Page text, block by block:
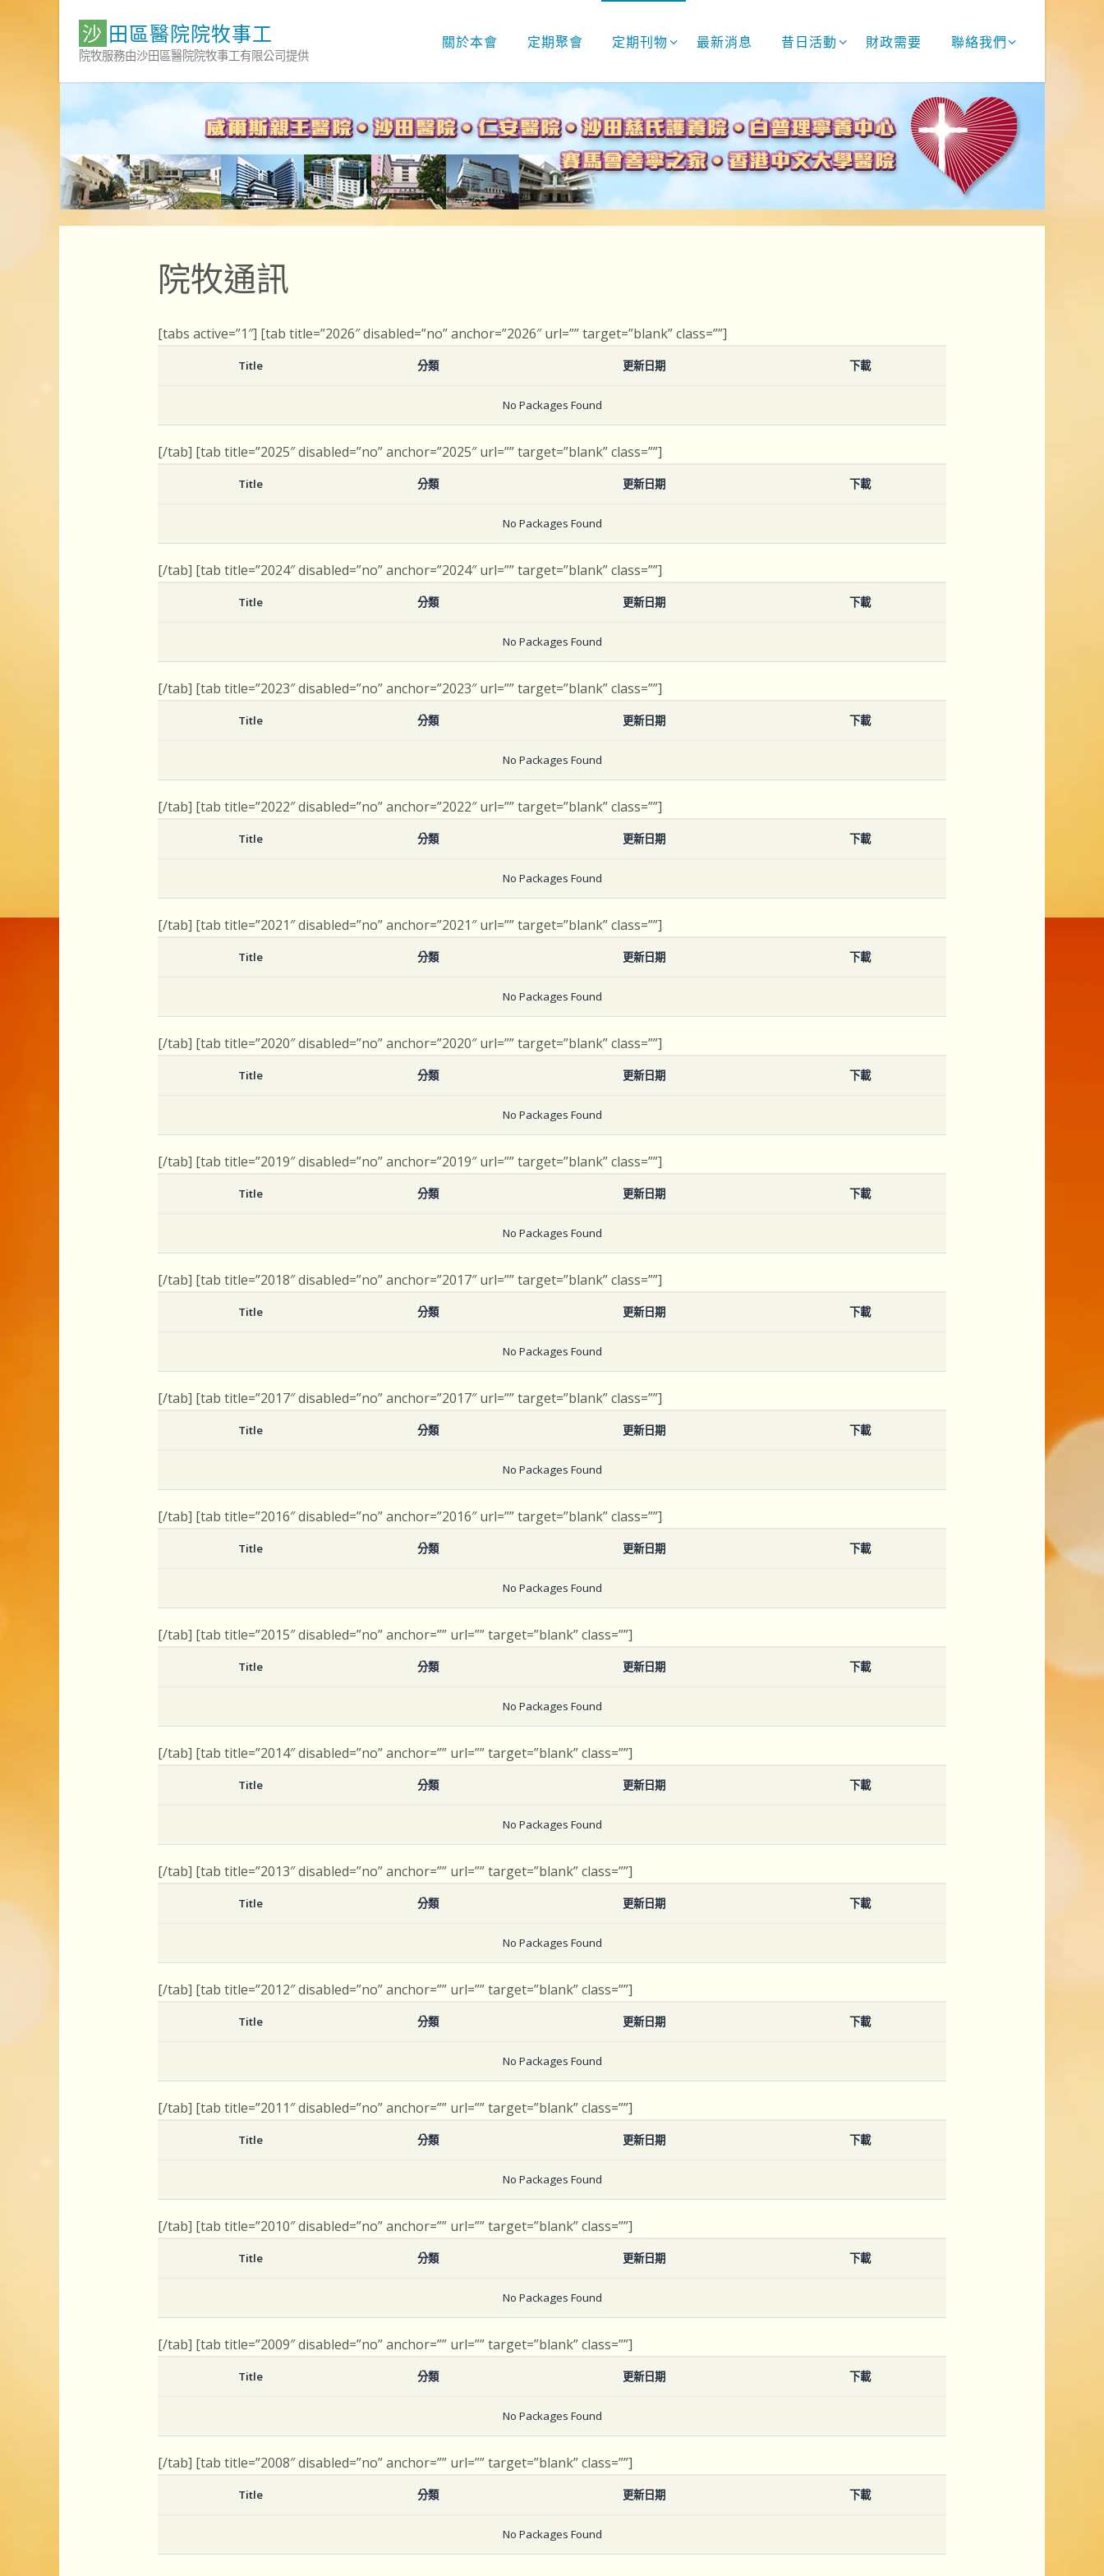
沙 田區醫院院牧事工
院牧服務由沙田區醫院院牧事工有限公司提供
關於本會 定期聚會 定期刊物 最新消息 昔日活動 財政需要 聯絡我們
院牧通訊
[tabs active=”1″] [tab title=”2026″ disabled=”no” anchor=”2026″ url=”” target=”blank” class=””]
Title 分類 更新日期 下載
No Packages Found
[/tab] [tab title=”2025″ disabled=”no” anchor=”2025″ url=”” target=”blank” class=””]
Title 分類 更新日期 下載
No Packages Found
[/tab] [tab title=”2024″ disabled=”no” anchor=”2024″ url=”” target=”blank” class=””]
Title 分類 更新日期 下載
No Packages Found
[/tab] [tab title=”2023″ disabled=”no” anchor=”2023″ url=”” target=”blank” class=””]
Title 分類 更新日期 下載
No Packages Found
[/tab] [tab title=”2022″ disabled=”no” anchor=”2022″ url=”” target=”blank” class=””]
Title 分類 更新日期 下載
No Packages Found
[/tab] [tab title=”2021″ disabled=”no” anchor=”2021″ url=”” target=”blank” class=””]
Title 分類 更新日期 下載
No Packages Found
[/tab] [tab title=”2020″ disabled=”no” anchor=”2020″ url=”” target=”blank” class=””]
Title 分類 更新日期 下載
No Packages Found
[/tab] [tab title=”2019″ disabled=”no” anchor=”2019″ url=”” target=”blank” class=””]
Title 分類 更新日期 下載
No Packages Found
[/tab] [tab title=”2018″ disabled=”no” anchor=”2017″ url=”” target=”blank” class=””]
Title 分類 更新日期 下載
No Packages Found
[/tab] [tab title=”2017″ disabled=”no” anchor=”2017″ url=”” target=”blank” class=””]
Title 分類 更新日期 下載
No Packages Found
[/tab] [tab title=”2016″ disabled=”no” anchor=”2016″ url=”” target=”blank” class=””]
Title 分類 更新日期 下載
No Packages Found
[/tab] [tab title=”2015″ disabled=”no” anchor=”” url=”” target=”blank” class=””]
Title 分類 更新日期 下載
No Packages Found
[/tab] [tab title=”2014″ disabled=”no” anchor=”” url=”” target=”blank” class=””]
Title 分類 更新日期 下載
No Packages Found
[/tab] [tab title=”2013″ disabled=”no” anchor=”” url=”” target=”blank” class=””]
Title 分類 更新日期 下載
No Packages Found
[/tab] [tab title=”2012″ disabled=”no” anchor=”” url=”” target=”blank” class=””]
Title 分類 更新日期 下載
No Packages Found
[/tab] [tab title=”2011″ disabled=”no” anchor=”” url=”” target=”blank” class=””]
Title 分類 更新日期 下載
No Packages Found
[/tab] [tab title=”2010″ disabled=”no” anchor=”” url=”” target=”blank” class=””]
Title 分類 更新日期 下載
No Packages Found
[/tab] [tab title=”2009″ disabled=”no” anchor=”” url=”” target=”blank” class=””]
Title 分類 更新日期 下載
No Packages Found
[/tab] [tab title=”2008″ disabled=”no” anchor=”” url=”” target=”blank” class=””]
Title 分類 更新日期 下載
No Packages Found